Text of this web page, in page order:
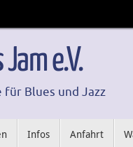
e.V.
Blues und Jazz
Infos Anfahrt